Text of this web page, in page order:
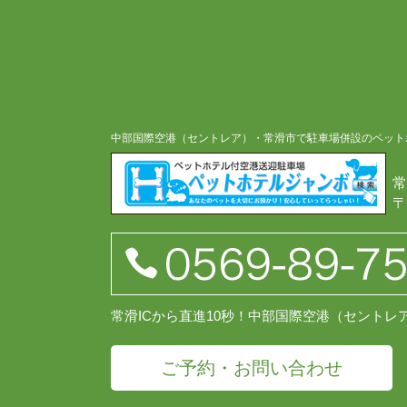
中部国際空港（セントレア）・常滑市で駐車場併設のペッ
常滑ICから直進10秒！中部国際空港（セントレ
ご予約・お問い合わせ